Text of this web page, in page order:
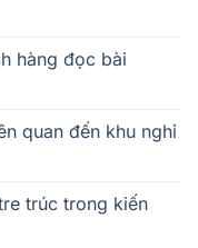
hàng đọc bài
quan đến khu nghỉ
trúc trong kiến